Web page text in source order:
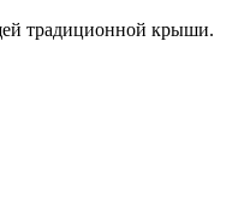
традиционной крыши.